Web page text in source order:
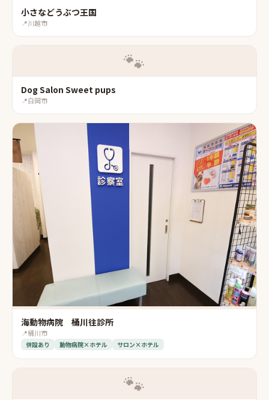
小さなどうぶつ王国
📍川越市
🐾
Dog Salon Sweet pups
📍白岡市
海動物病院 桶川往診所
📍桶川市
併設あり 動物病院×ホテル サロン×ホテル
🐾